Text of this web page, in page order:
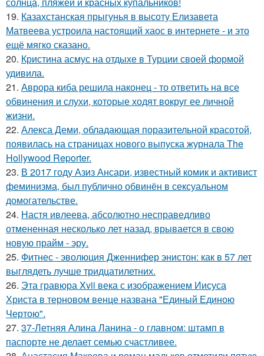
19. Казахстанская прыгунья в высоту Елизавета
Матвеева устроила настоящий хаос в интернете - и это
ещё мягко сказано.
20. Кристина асмус на отдыхе в Турции своей формой
удивила.
21. Аврора киба решила наконец - то ответить на все
обвинения и слухи, которые ходят вокруг ее личной
жизни.
22. Алекса Деми, обладающая поразительной красотой,
появилась на страницах нового выпуска журнала The
Hollywood Reporter.
23. В 2017 году Азиз Ансари, известный комик и активист
феминизма, был публично обвинён в сексуальном
домогательстве.
24. Настя ивлеева, абсолютно несправедливо
отмененная несколько лет назад, врывается в свою
новую прайм - эру.
25. Фитнес - эволюция Дженнифер энистон: как в 57 лет
выглядеть лучше тридцатилетних.
26. Эта гравюра Xvii века с изображением Иисуса
Христа в терновом венце названа "Единый Единою
Чертою".
27. 37-Летняя Алина Ланина - о главном: штамп в
паспорте не делает семью счастливее.